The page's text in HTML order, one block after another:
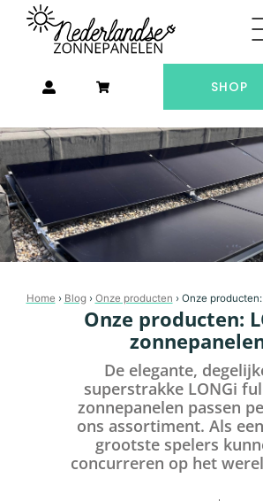
SHOP
Home › Blog› Onze producten › Onze
Onze producten:
De elegante,
superstrakke LONGi
zonnepanelen passen
ons assortiment. Als
grootste spelers
concurreren op het